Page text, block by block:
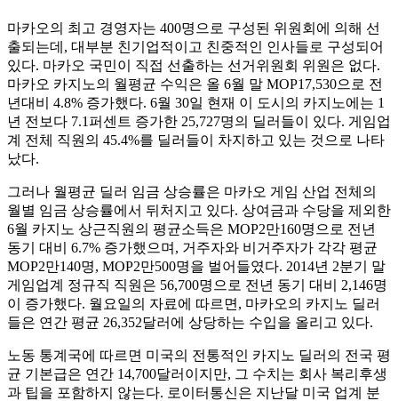
마카오의 최고 경영자는 400명으로 구성된 위원회에 의해 선
출되는데, 대부분 친기업적이고 친중적인 인사들로 구성되어
있다. 마카오 국민이 직접 선출하는 선거위원회 위원은 없다.
마카오 카지노의 월평균 수익은 올 6월 말 MOP17,530으로 전
년대비 4.8% 증가했다. 6월 30일 현재 이 도시의 카지노에는 1
년 전보다 7.1퍼센트 증가한 25,727명의 딜러들이 있다. 게임업
계 전체 직원의 45.4%를 딜러들이 차지하고 있는 것으로 나타
났다.
그러나 월평균 딜러 임금 상승률은 마카오 게임 산업 전체의
월별 임금 상승률에서 뒤처지고 있다. 상여금과 수당을 제외한
6월 카지노 상근직원의 평균소득은 MOP2만160명으로 전년
동기 대비 6.7% 증가했으며, 거주자와 비거주자가 각각 평균
MOP2만140명, MOP2만500명을 벌어들였다. 2014년 2분기 말
게임업계 정규직 직원은 56,700명으로 전년 동기 대비 2,146명
이 증가했다. 월요일의 자료에 따르면, 마카오의 카지노 딜러
들은 연간 평균 26,352달러에 상당하는 수입을 올리고 있다.
노동 통계국에 따르면 미국의 전통적인 카지노 딜러의 전국 평
균 기본급은 연간 14,700달러이지만, 그 수치는 회사 복리후생
과 팁을 포함하지 않는다. 로이터통신은 지난달 미국 업계 분